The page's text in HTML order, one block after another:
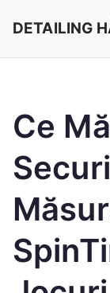
tới
nội
DETAILING
Ce